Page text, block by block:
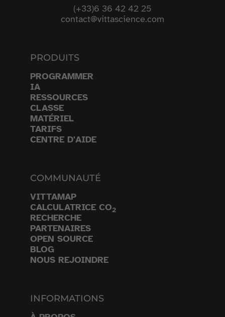
(+33)6 36 42 42 25
contact@vittascience.com
PRODUITS
PROGRAMMER
IA
RESSOURCES
CLASSE
MATÉRIEL
TARIFS
CENTRE D'AIDE
COMMUNAUTÉ
VITTAMAP
CALCULATRICE CO2
RECHERCHE
PARTENAIRES
OPEN SOURCE
BLOG
NOUS REJOINDRE
INFORMATIONS